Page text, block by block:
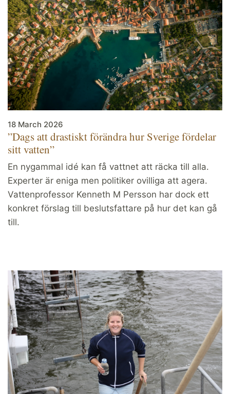
18 March 2026
”Dags att drastiskt förändra hur Sverige fördelar
sitt vatten”
En nygammal idé kan få vattnet att räcka till alla.
Experter är eniga men politiker ovilliga att agera.
Vattenprofessor Kenneth M Persson har dock ett
konkret förslag till beslutsfattare på hur det kan gå
till.